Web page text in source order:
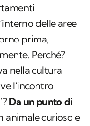
delle aree
prima,
Perché?
nella cultura
l’incontro
Da un punto di
animale curioso e